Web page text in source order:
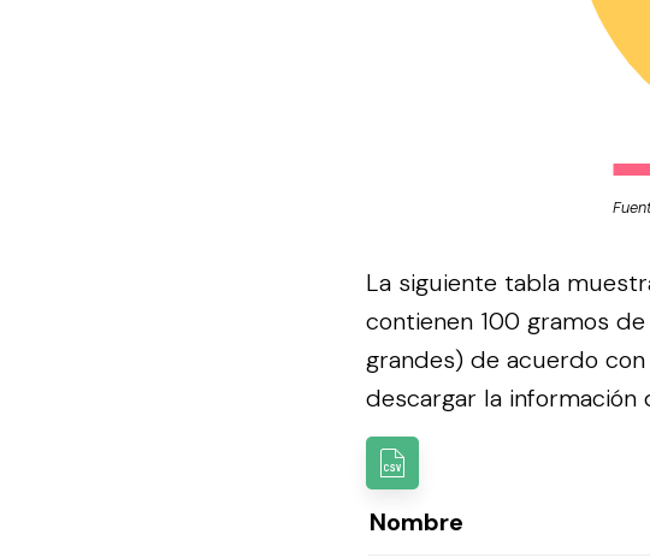
La siguiente tabla
contienen 100 gramos
grandes) de acuerdo
descargar la información
Nombre